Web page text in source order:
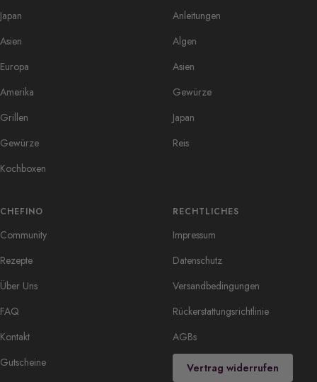
Japan
Asien
Europa
Amerika
Grillen
Gewürze
Kochboxen
Anleitungen
Algen
Asien
Gewürze
Japan
Reis
CHEFINO
Community
Rezepte
Über Uns
FAQ
Kontakt
Gutscheine
RECHTLICHES
Impressum
Datenschutz
Versandbedingungen
Rückerstattungsrichtlinie
AGBs
Vertrag widerrufen